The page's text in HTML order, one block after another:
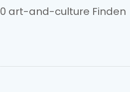
0 art-and-culture Finden